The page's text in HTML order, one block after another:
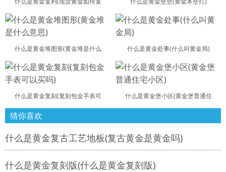
什么是黄金堆图形(黄金堆是什么 什么是黄金处事(什么叫黄金局)
什么是黄金复刻(复刻包金手表可 什么是黄金堡小区(黄金堡普通住
猜你喜欢
什么是黄金复古工艺地板(复古黄金是黄金吗)
什么是黄金复刻版(什么是黄金复刻版)